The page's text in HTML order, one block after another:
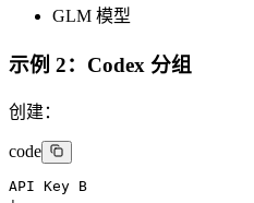
GLM 模型
示例 2：Codex 分组
创建：
code
API Key B